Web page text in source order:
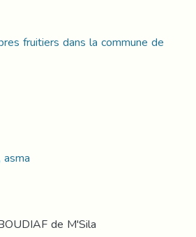
fruitiers dans la commune de
de M'Sila